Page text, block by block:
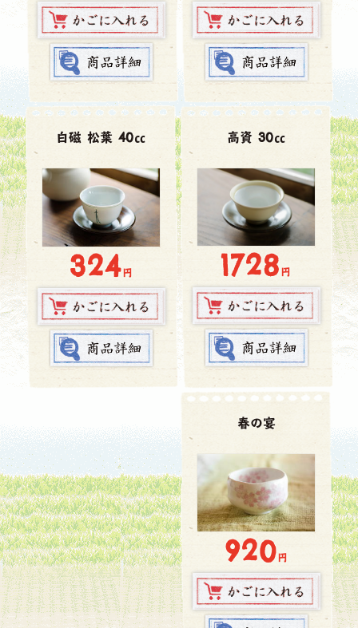
白磁 松葉 40㏄
324円
高資 30㏄
1728円
春の宴
920円